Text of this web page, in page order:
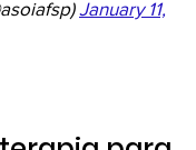
January 11,